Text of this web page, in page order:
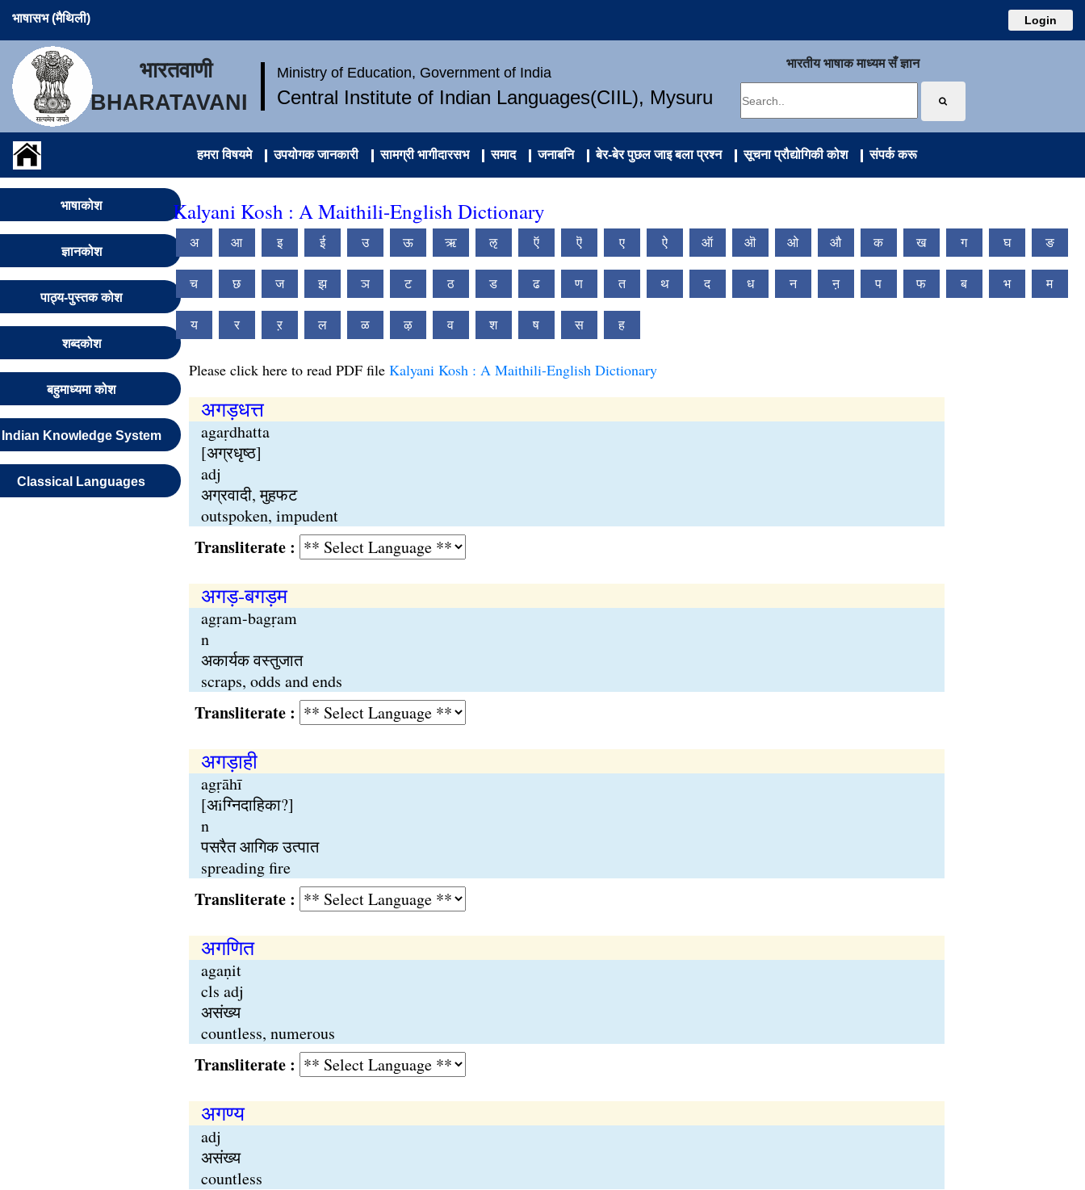
भाषासभ (मैथिली) Login
भारतवाणी
BHARATAVANI
Ministry of Education, Government of India
Central Institute of Indian Languages(CIIL), Mysuru
भारतीय भाषाक माध्यम सँ ज्ञान
हमरा विषयमे उपयोगक जानकारी सामग्री भागीदारसभ समाद जनाबनि बेर-बेर पुछल जाइ बला प्रश्न सूचना प्रौद्योगिकी कोश संपर्क करू
भाषाकोश
ज्ञानकोश
पाठ्य-पुस्तक कोश
शब्दकोश
बहुमाध्यमा कोश
Indian Knowledge System
Classical Languages
Kalyani Kosh : A Maithili-English Dictionary
अ आ इ ई उ ऊ ऋ ऌ ऍ ऎ ए ऐ ऑ ऒ ओ औ क ख ग घ ङ
च छ ज झ ञ ट ठ ड ढ ण त थ द ध न ऩ प फ ब भ म
य र ऱ ल ळ ऴ व श ष स ह
Please click here to read PDF file Kalyani Kosh : A Maithili-English Dictionary
अगड़धत्त
agaṛdhatta
[अग्रधृष्ठ]
adj
अग्रवादी, मुहफट
outspoken, impudent
Transliterate :
अगड़-बगड़म
agṛam-bagṛam
n
अकार्यक वस्तुजात
scraps, odds and ends
Transliterate :
अगड़ाही
agṛāhī
[अiग्निदाहिका?]
n
पसरैत आगिक उत्पात
spreading fire
Transliterate :
अगणित
agaṇit
cls adj
असंख्य
countless, numerous
Transliterate :
अगण्य
adj
असंख्य
countless